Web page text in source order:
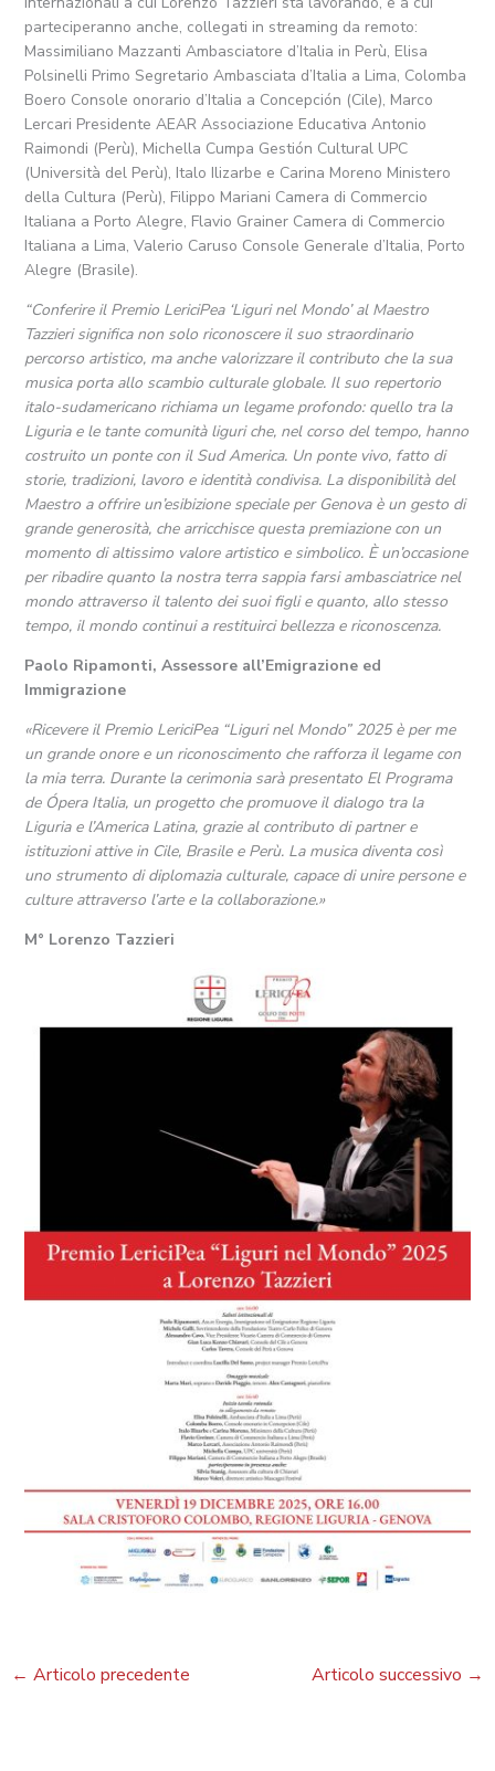
parteciperanno anche, collegati in streaming da remoto:
Massimiliano Mazzanti Ambasciatore d’Italia in Perù, Elisa
Polsinelli Primo Segretario Ambasciata d’Italia a Lima, Colomba
Boero Console onorario d’Italia a Concepción (Cile), Marco
Lercari Presidente AEAR Associazione Educativa Antonio
Raimondi (Perù), Michella Cumpa Gestión Cultural UPC
(Università del Perù), Italo Ilizarbe e Carina Moreno Ministero
della Cultura (Perù), Filippo Mariani Camera di Commercio
Italiana a Porto Alegre, Flavio Grainer Camera di Commercio
Italiana a Lima, Valerio Caruso Console Generale d’Italia, Porto
Alegre (Brasile).
“Conferire il Premio LericiPea ‘Liguri nel Mondo’ al Maestro
Tazzieri significa non solo riconoscere il suo straordinario
percorso artistico, ma anche valorizzare il contributo che la sua
musica porta allo scambio culturale globale. Il suo repertorio
italo-sudamericano richiama un legame profondo: quello tra la
Liguria e le tante comunità liguri che, nel corso del tempo, hanno
costruito un ponte con il Sud America. Un ponte vivo, fatto di
storie, tradizioni, lavoro e identità condivisa. La disponibilità del
Maestro a offrire un’esibizione speciale per Genova è un gesto di
grande generosità, che arricchisce questa premiazione con un
momento di altissimo valore artistico e simbolico. È un’occasione
per ribadire quanto la nostra terra sappia farsi ambasciatrice nel
mondo attraverso il talento dei suoi figli e quanto, allo stesso
tempo, il mondo continui a restituirci bellezza e riconoscenza.
Paolo Ripamonti, Assessore all’Emigrazione ed
Immigrazione
«Ricevere il Premio LericiPea “Liguri nel Mondo” 2025 è per me
un grande onore e un riconoscimento che rafforza il legame con
la mia terra. Durante la cerimonia sarà presentato El Programa
de Ópera Italia, un progetto che promuove il dialogo tra la
Liguria e l’America Latina, grazie al contributo di partner e
istituzioni attive in Cile, Brasile e Perù. La musica diventa così
uno strumento di diplomazia culturale, capace di unire persone e
culture attraverso l’arte e la collaborazione.»
M° Lorenzo Tazzieri
← Articolo precedente Articolo successivo →